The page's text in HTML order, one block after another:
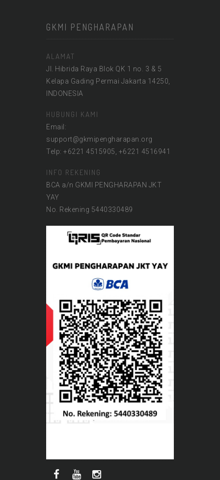
GKMI PENGHARAPAN
ALAMAT
Jl. Hibrida Raya Blok QK 1 no. 3 & 5
Kelapa Gading Permai Jakarta 14250,
INDONESIA
HUBUNGI KAMI
Email:
support@gkmipengharapan.org
Telp: +6221 4515905, +6221 4516941
INFO REKENING
BCA a/n GKMI PENGHARAPAN JKT
YAY
No. Rekening 5440330489